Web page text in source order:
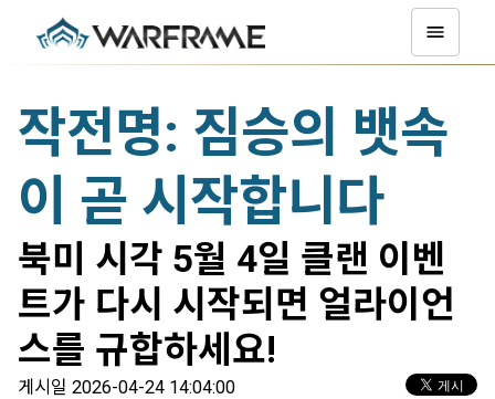
작전명: 짐승의 뱃속
이 곧 시작합니다
북미 시각 5월 4일 클랜 이벤
트가 다시 시작되면 얼라이언
스를 규합하세요!
게시일 2026-04-24 14:04:00